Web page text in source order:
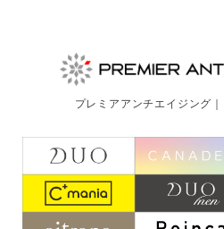
ご注文はフリーダイヤル
0120-
受付時間 全日 9:00~18:00 ※年末年
フォームでのお問合
プレミアアンチエイジング